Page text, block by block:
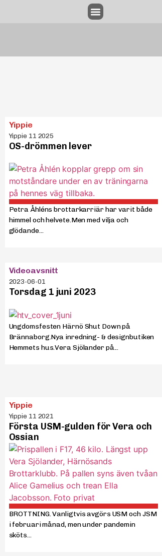
Yippie
Yippie 11 2025
OS-drömmen lever
Petra Åhléns brottarkarriär har varit både
himmel och helvete.Men med vilja och
glödande...
Videoavsnitt
2023-06-01
Torsdag 1 juni 2023
Ungdomsfesten Härnö Shut Down på
Brännaborg.Nya inredning- & designbutiken
Hemmets hus.Vera Sjölander på...
Yippie
Yippie 11 2021
Första USM-gulden för Vera och
Ossian
BROTTNING. Vanligtvis avgörs USM och JSM
i februari månad, men under pandemin
sköts...